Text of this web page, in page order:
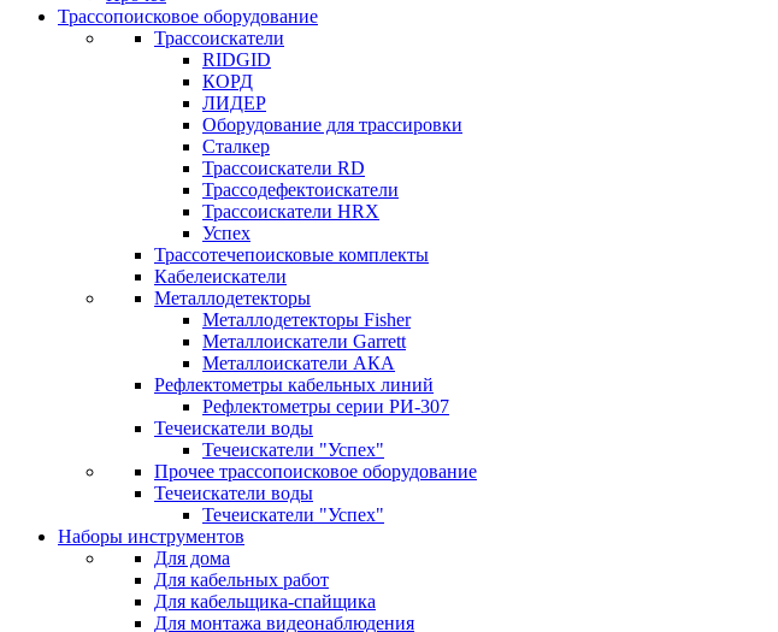
Трассопоисковое оборудование
Трассоискатели
RIDGID
КОРД
ЛИДЕР
Оборудование для трассировки
Сталкер
Трасcоискатели RD
Трассодефектоискатели
Трассоискатели HRX
Успех
Трассотечепоисковые комплекты
Кабелеискатели
Металлодетекторы
Металлодетекторы Fisher
Металлоискатели Garrett
Металлоискатели АКА
Рефлектометры кабельных линий
Рефлектометры серии РИ-307
Течеискатели воды
Течеискатели "Успех"
Прочее трассопоисковое оборудование
Течеискатели воды
Течеискатели "Успех"
Наборы инструментов
Для дома
Для кабельных работ
Для кабельщика-спайщика
Для монтажа видеонаблюдения